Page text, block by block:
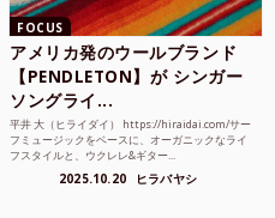
FOCUS
アメリカ発のウールブランド
【PENDLETON】が シンガー
ソングライ...
平井 大（ヒライダイ） https://hiraidai.com/サー
フミュージックをベースに、オーガニックなライ
フスタイルと、ウクレレ&ギター...
2025.10.20 ヒラバヤシ